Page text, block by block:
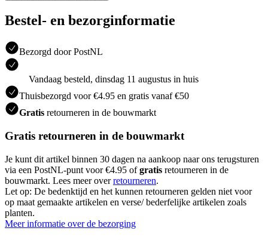
Bestel- en bezorginformatie
Bezorgd door PostNL
Vandaag besteld, dinsdag 11 augustus in huis
Thuisbezorgd voor €4.95 en gratis vanaf €50
Gratis retourneren in de bouwmarkt
Gratis retourneren in de bouwmarkt
Je kunt dit artikel binnen 30 dagen na aankoop naar ons terugsturen
via een PostNL-punt voor €4.95 ofgratis retourneren in de
bouwmarkt. Lees meer overretourneren.
Let op: De bedenktijd en het kunnen retourneren gelden niet voor
op maat gemaakte artikelen en verse/ bederfelijke artikelen zoals
planten.
Meer informatie over de bezorging